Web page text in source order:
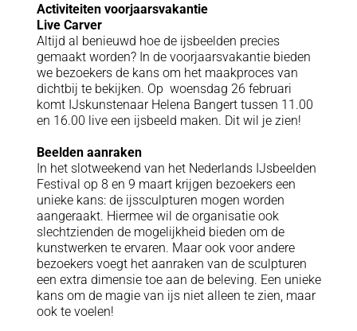
Activiteiten voorjaarsvakantie
Live Carver
Altijd al benieuwd hoe de ijsbeelden precies
gemaakt worden? In de voorjaarsvakantie bieden
we bezoekers de kans om het maakproces van
dichtbij te bekijken. Op woensdag 26 februari
komt IJskunstenaar Helena Bangert tussen 11.00
en 16.00 live een ijsbeeld maken. Dit wil je zien!
Beelden aanraken
In het slotweekend van het Nederlands IJsbeelden
Festival op 8 en 9 maart krijgen bezoekers een
unieke kans: de ijssculpturen mogen worden
aangeraakt. Hiermee wil de organisatie ook
slechtzienden de mogelijkheid bieden om de
kunstwerken te ervaren. Maar ook voor andere
bezoekers voegt het aanraken van de sculpturen
een extra dimensie toe aan de beleving. Een unieke
kans om de magie van ijs niet alleen te zien, maar
ook te voelen!